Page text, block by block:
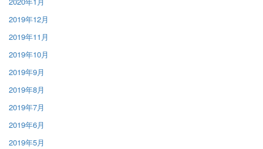
2019年12月
2019年11月
2019年10月
2019年9月
2019年8月
2019年7月
2019年6月
2019年5月